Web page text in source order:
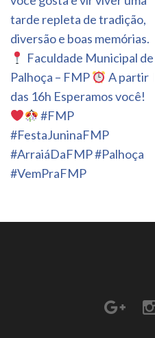
tarde repleta de tradição,
diversão e boas memórias.
Faculdade Municipal de
Palhoça – FMP
A partir
das 16h Esperamos você!
#FMP
#FestaJuninaFMP
#ArraiáDaFMP #Palhoça
#VemPraFMP